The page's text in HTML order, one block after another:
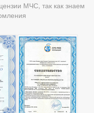
МЧС, так как знаем